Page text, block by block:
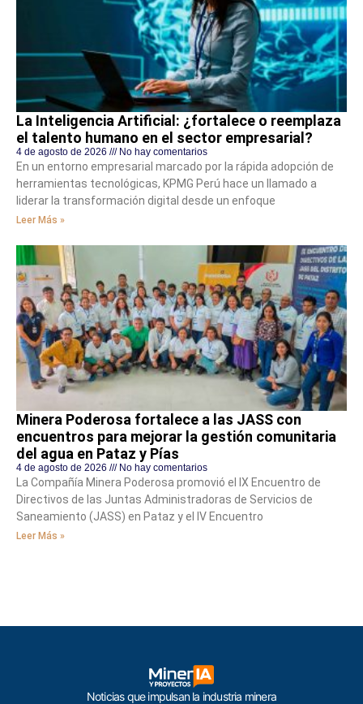
La Inteligencia Artificial: ¿fortalece o reemplaza
el talento humano en el sector empresarial?
4 de agosto de 2026 No hay comentarios
En un entorno empresarial marcado por la rápida adopción de
herramientas tecnológicas, KPMG Perú hace un llamado a
liderar la transformación digital desde un enfoque
Leer Más »
Minera Poderosa fortalece a las JASS con
encuentros para mejorar la gestión comunitaria
del agua en Pataz y Pías
4 de agosto de 2026 No hay comentarios
La Compañía Minera Poderosa promovió el IX Encuentro de
Directivos de las Juntas Administradoras de Servicios de
Saneamiento (JASS) en Pataz y el IV Encuentro
Leer Más »
Noticias que impulsan la industria minera